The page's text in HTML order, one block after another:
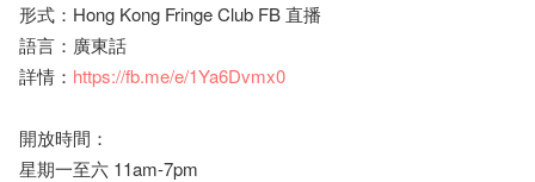
形式：Hong Kong Fringe Club FB 直播
語言：廣東話
詳情： https://fb.me/e/1Ya6Dvmx0
開放時間：
星期一至六 11am-7pm